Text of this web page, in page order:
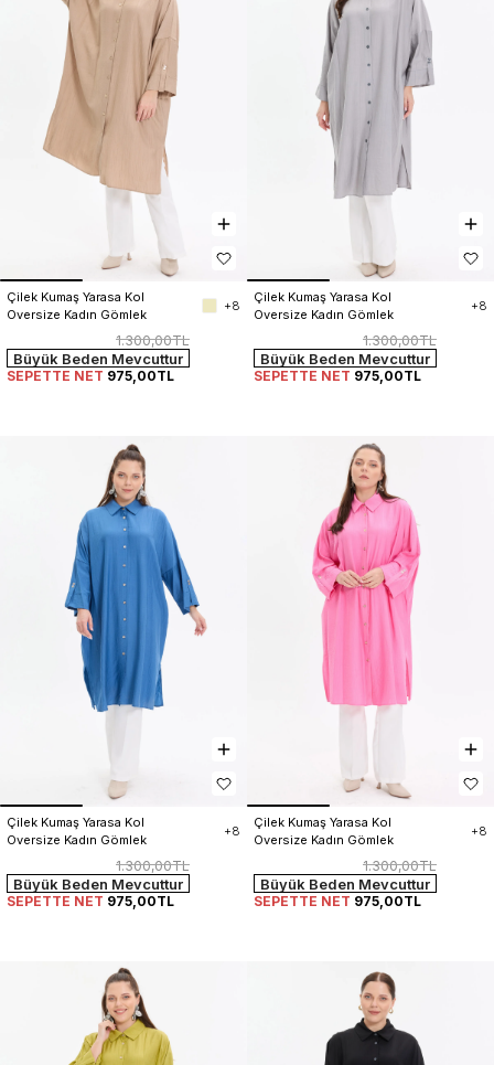
Çilek Kumaş Yarasa Kol
Oversize Kadın Gömlek
+8
1.300,00TL
Büyük Beden Mevcuttur
SEPETTE NET 975,00TL
Çilek Kumaş Yarasa Kol
Oversize Kadın Gömlek
+8
1.300,00TL
Büyük Beden Mevcuttur
SEPETTE NET 975,00TL
Çilek Kumaş Yarasa Kol
Oversize Kadın Gömlek
+8
1.300,00TL
Büyük Beden Mevcuttur
SEPETTE NET 975,00TL
Çilek Kumaş Yarasa Kol
Oversize Kadın Gömlek
+8
1.300,00TL
Büyük Beden Mevcuttur
SEPETTE NET 975,00TL